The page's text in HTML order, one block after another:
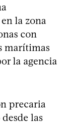
la zona
con
marítimas
la agencia
precaria
las